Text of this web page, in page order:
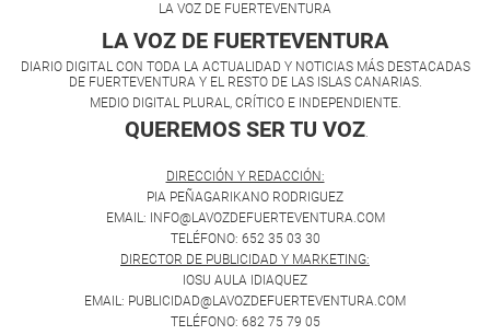
LA VOZ DE FUERTEVENTURA
LA VOZ DE FUERTEVENTURA
DIARIO DIGITAL CON TODA LA ACTUALIDAD Y NOTICIAS MÁS DESTACADAS
DE FUERTEVENTURA Y EL RESTO DE LAS ISLAS CANARIAS.
MEDIO DIGITAL PLURAL, CRÍTICO E INDEPENDIENTE.
QUEREMOS SER TU VOZ.
DIRECCIÓN Y REDACCIÓN:
PIA PEÑAGARIKANO RODRIGUEZ
EMAIL: INFO@LAVOZDEFUERTEVENTURA.COM
TELÉFONO: 652 35 03 30
DIRECTOR DE PUBLICIDAD Y MARKETING:
IOSU AULA IDIAQUEZ
EMAIL: PUBLICIDAD@LAVOZDEFUERTEVENTURA.COM
TELÉFONO: 682 75 79 05